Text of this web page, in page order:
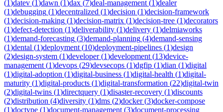
(1)datev (1)dawn (1)dax (7)deal-management (1)dealer
(1)debugging (1)decentralized (1)decision (1)decision-framework
(1)decision-making (1)decision-matrix (1)decision-tree (1)decorators
(1)defect-detection (1)deliverability (1)delivery (1)delmiaworks
(1)demand-forecasting (3)demand-planning (4)demand-sensing
(1)dental (1)deployment (10)deployment-pipelines (1)design
(2)design-system (1)developer(1)development (13)device-
management (1)devops (29)devsecops (1)dgfip (1)dian (1)digital
(1)digital-adoption (1)digital-business (1)digital-health (1)digital-
maturity (1)digital-products (1)digital-transformation (22)digital-twin
(2)digital-twins (1)directquery (1)disaster-recovery (1)discounts
(2)distribution (4)diversity (1)dms (2)docker(3)docker-compose
(1)doctype (1)document-management (3)document-processing